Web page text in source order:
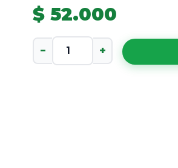
$52.000
Ginkgo
Biloba
cantidad
− +